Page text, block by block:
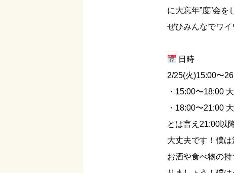
に大忘年”度”会を
ぜひみんなでワイ
日時
2/25(火)15:00〜
・15:00〜18:00
・18:00〜21:00
とは言え21:00以
大丈夫です！僕は
お酒や食べ物の